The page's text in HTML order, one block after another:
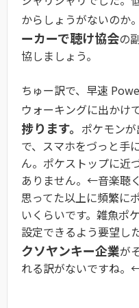
からしょうがないのか
ーカーで聴け協会の
協しましょう。
ちゅー訳で、早速
ウォーキングに出かけ
捗ります。 ポケモン
で、スマホをづっと手
ん。ポケストップに近
ありません。←音楽聴
思ってた以上に頻繁に
いくらいです。雑魚ポ
設定できるよう要望し
クソヤンキー企業が
れる訳がないですね。